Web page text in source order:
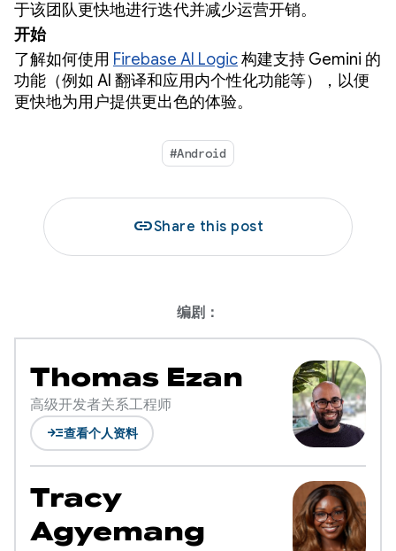
于该团队更快地进行迭代并减少运营开销。
开始
了解如何使用 Firebase AI Logic构建支持 Gemini 的
功能（例如 AI 翻译和应用内个性化功能等），以便
更快地为用户提供更出色的体验。
#Android
linkShare this post
编剧：
Thomas Ezan
高级开发者关系工程师
read_more查看个人资料
Tracy
Agyemang